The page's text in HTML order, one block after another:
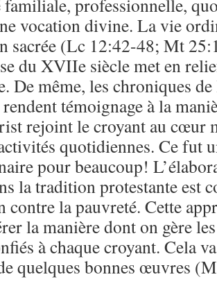
familiale, professionnelle,
vocation divine. La vie
sacrée (Lc 12:42-48; Mt
du XVIIe siècle met en
De même, les chroniques
témoignage à la
rejoint le croyant au cœur
quotidiennes. Ce fut
pour beaucoup!
la tradition protestante est
contre la pauvreté. Cette
la manière dont on gère
à chaque croyant. Cela
quelques bonnes œuvres